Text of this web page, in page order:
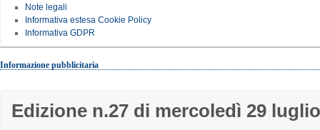
Note legali
Informativa estesa Cookie Policy
Informativa GDPR
Informazione pubblicitaria
Edizione n.27 di mercoledì 29